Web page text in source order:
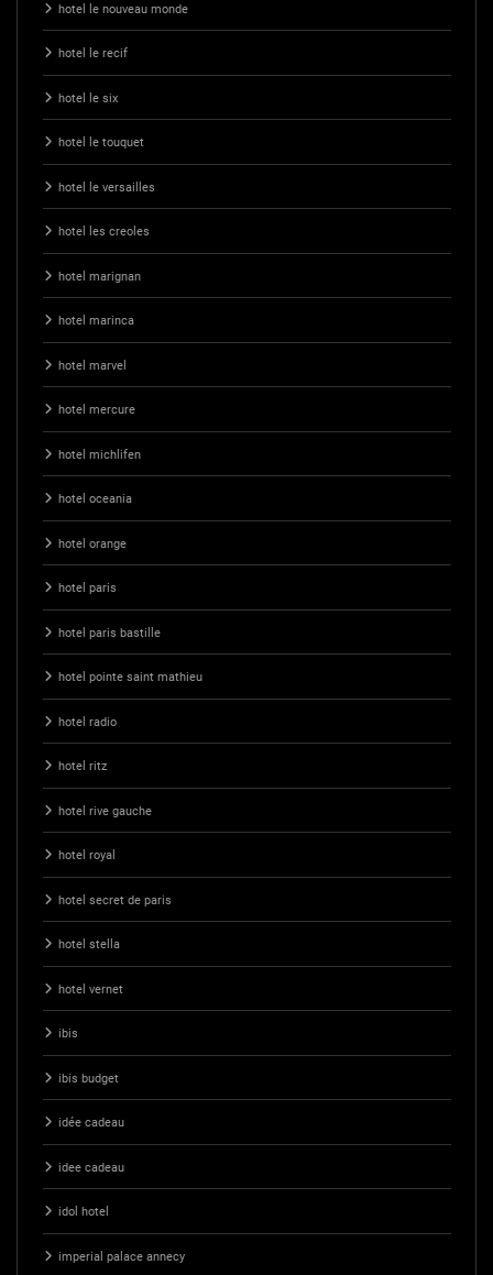
hotel le nouveau monde
hotel le recif
hotel le six
hotel le touquet
hotel le versailles
hotel les creoles
hotel marignan
hotel marinca
hotel marvel
hotel mercure
hotel michlifen
hotel oceania
hotel orange
hotel paris
hotel paris bastille
hotel pointe saint mathieu
hotel radio
hotel ritz
hotel rive gauche
hotel royal
hotel secret de paris
hotel stella
hotel vernet
ibis
ibis budget
idée cadeau
idee cadeau
idol hotel
imperial palace annecy